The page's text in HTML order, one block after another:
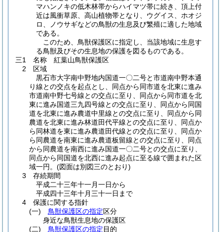
マハンノキの低木林帯からハイマツ帯に続き、頂上付
近は風衝草原、高山植物帯となり、ウグイス、ホオジ
ロ、ノウサギなどの鳥獣の生息及び繁殖に適した地域
である。
このため、鳥獣保護区に指定し、当該地域に生息す
る鳥獣及びその生息地の保護を図るものである。
三1 名称 紅葉山鳥獣保護区
2 区域
黒石市大字南中野地内国道一〇二号と市道南中野本通
り線との交点を起点とし、同点から同市道を北東に進み
市道南中野七号線との交点に至り、同点から同市道を北
東に進み国道三九四号線との交点に至り、同点から同国
道を北東に進み農道中里線との交点に至り、同点から同
農道を北東に進み林道田代平線との交点に至り、同点か
ら同林道を東に進み農道田代線との交点に至り、同点か
ら同農道を南東に進み農道板留線との交点に至り、同点
から同農道を南西に進み国道一〇二号との交点に至り、
同点から同国道を北西に進み起点に至る線で囲まれた区
域一円。 (図面は別図三のとおり)
3 存続期間
平成二十三年十一月一日から
平成四十三年十月三十一日まで
4 保護に関する指針
(一)
鳥獣保護区の指定区分
身近な鳥獣生息地の保護区
(二)
鳥獣保護区の指定目的